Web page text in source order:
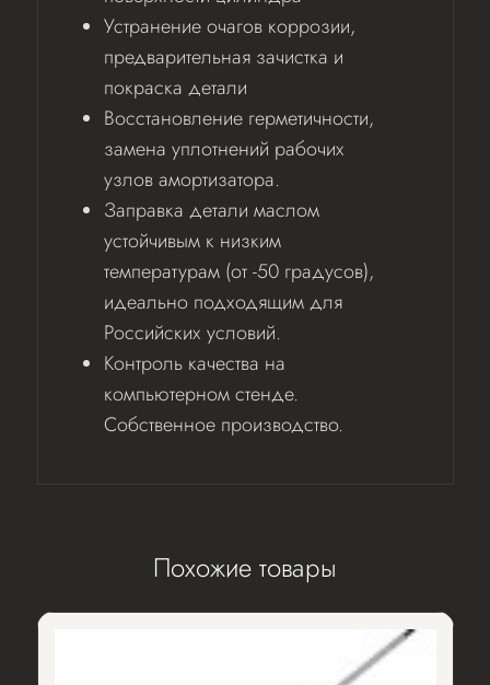
Устранение очагов коррозии,
предварительная зачистка и
покраска детали
Восстановление герметичности,
замена уплотнений рабочих
узлов амортизатора.
Заправка детали маслом
устойчивым к низким
температурам (от -50 градусов),
идеально подходящим для
Российских условий.
Контроль качества на
компьютерном стенде.
Собственное производство.
Похожие товары